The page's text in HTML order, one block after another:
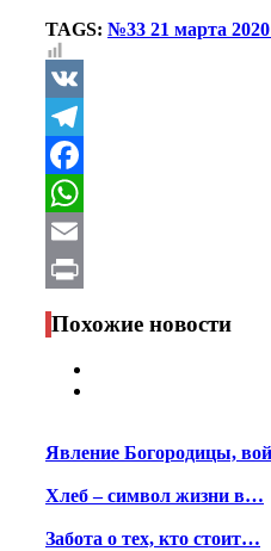
TAGS: №33 21 марта 2020
VK
Telegram
Facebook
WhatsApp
Email
Print
Похожие новости
Явление Богородицы,
Хлеб – символ жизни в…
Забота о тех, кто стоит…